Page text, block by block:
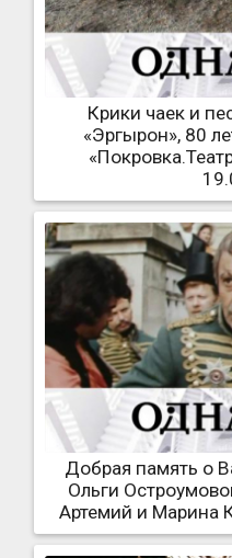
Крики чаек и
«Эргырон», 80
Добрая память о
Ольги
Артемий и Марина